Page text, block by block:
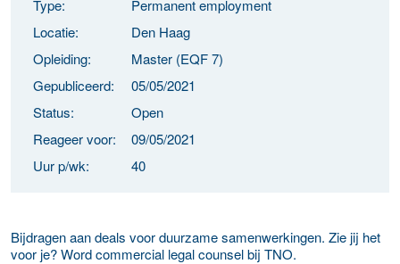
Type:
Permanent employment
Locatie:
Den Haag
Opleiding:
Master (EQF 7)
Gepubliceerd:
05/05/2021
Status:
Open
Reageer voor:
09/05/2021
Uur p/wk:
40
Bijdragen aan deals voor duurzame samenwerkingen. Zie jij het
voor je? Word commercial legal counsel bij TNO.